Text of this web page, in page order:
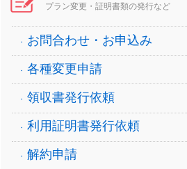
プラン変更・証明書類の発行など
お問合わせ・お申込み
各種変更申請
領収書発行依頼
利用証明書発行依頼
解約申請